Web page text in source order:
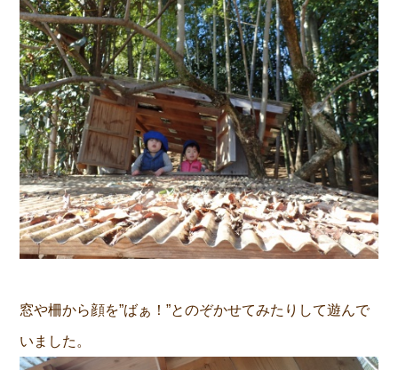
窓や柵から顔を”ばぁ！”とのぞかせてみたりして遊んで
いました。